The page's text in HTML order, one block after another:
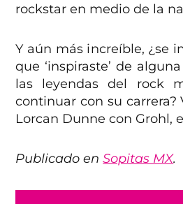
rockstar en medio de la
Y aún más increíble, ¿se
que ‘inspiraste’ de
las leyendas del rock
continuar con su carrera?
Lorcan Dunne con Grohl,
Publicado enSopitas MX.